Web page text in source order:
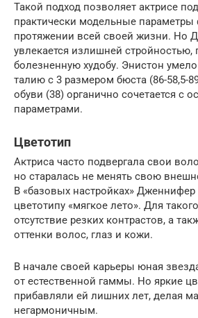
Такой подход позволяет актрисе
практически модельные параметры
протяжении всей своей жизни. Но
увлекается излишней стройностью,
болезненную худобу. Энистон
талию с 3 размером бюста (86-58,5-
обуви (38) органично сочетается с
параметрами.
Цветотип
Актриса часто подвергала свои
но старалась не менять свою
В «базовых настройках» Дженнифер
цветотипу «мягкое лето». Для
отсутствие резких контрастов, а
оттенки волос, глаз и кожи.
В начале своей карьеры юная
от естественной гаммы. Но яркие
прибавляли ей лишних лет, делая
негармоничным.